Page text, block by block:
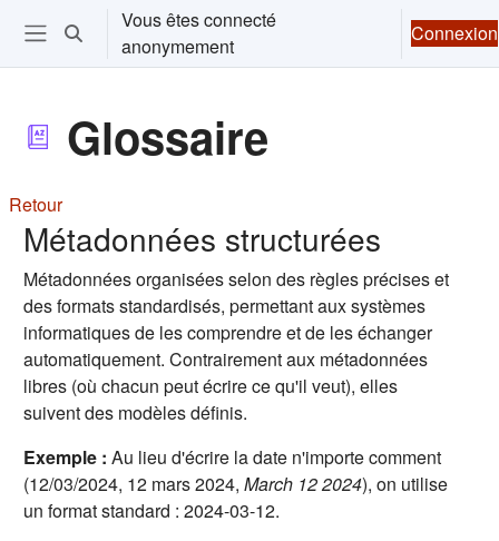
Passer au contenu principal
Ouvrir le menu de navigation
Activer/désactiver la saisie de recherche
Vous êtes connecté
anonymement
Connexion
Glossaire
Retour
Métadonnées structurées
Métadonnées organisées selon des règles précises et
des formats standardisés, permettant aux systèmes
informatiques de les comprendre et de les échanger
automatiquement. Contrairement aux métadonnées
libres (où chacun peut écrire ce qu'il veut), elles
suivent des modèles définis.
Exemple : Au lieu d'écrire la date n'importe comment
(12/03/2024, 12 mars 2024, March 12 2024), on utilise
un format standard : 2024-03-12.